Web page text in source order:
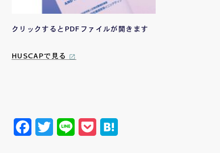
クリックするとPDFファイルが開きます
HUSCAPで見る
Facebook
TwitterLine Pocket